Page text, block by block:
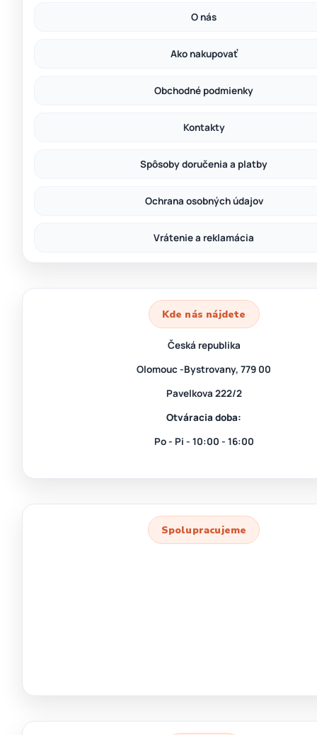
O nás
Ako nakupovať
Obchodné podmienky
Kontakty
Spôsoby doručenia a platby
Ochrana osobných údajov
Vrátenie a reklamácia
Kde nás nájdete
Česká republika
Olomouc -Bystrovany, 779 00
Pavelkova 222/2
Otváracia doba:
Po - Pi - 10:00 - 16:00
Spolupracujeme